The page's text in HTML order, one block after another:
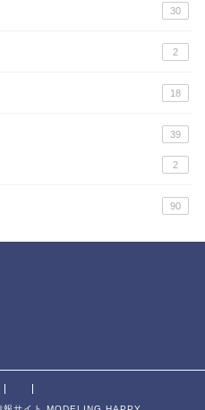
30
2
18
39
2
90